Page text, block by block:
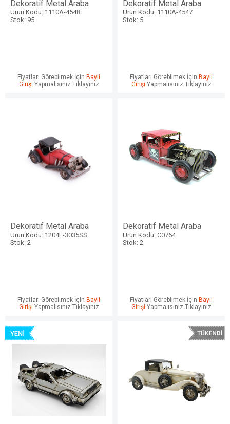
Dekoratif Metal Araba
Ürün Kodu: 1110A-4548
Stok: 95
Fiyatları Görebilmek İçin Bayii
Girişi Yapmalısınız Tıklayınız
Dekoratif Metal Araba
Ürün Kodu: 1110A-4547
Stok: 5
Fiyatları Görebilmek İçin Bayii
Girişi Yapmalısınız Tıklayınız
Dekoratif Metal Araba
Ürün Kodu: 1204E-3035SS
Stok: 2
Fiyatları Görebilmek İçin Bayii
Girişi Yapmalısınız Tıklayınız
Dekoratif Metal Araba
Ürün Kodu: C0764
Stok: 2
Fiyatları Görebilmek İçin Bayii
Girişi Yapmalısınız Tıklayınız